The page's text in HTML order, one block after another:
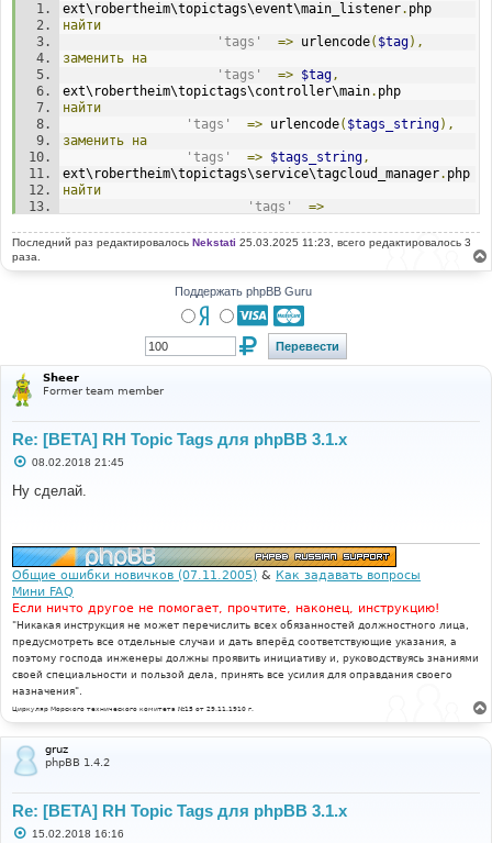
ext\robertheim\topictags\event\main_listener. php
найти
'tags'
=> urlencode( $tag),
заменить на
'tags'
=> $tag,
ext\robertheim\topictags\controller\main. php
найти
'tags'
=> urlencode( $tags_string),
заменить на
'tags'
=> $tags_string,
ext\robertheim\topictags\service\tagcloud_manager. php
найти
'tags'
=>
заменить на
Последний раз редактировалось Nekstati 25.03.2025 11:23, всего редактировалось 3
раза.
Поддержать phpBB Guru
Sheer
Former team member
Re: [BETA] RH Topic Tags для phpBB 3.1.x
С
о
и
е
08.02.2018 21:45
Ну сделай.
Общие ошибки новичков (07.11.2005) & Как задавать вопросы
Мини FAQ
Если ничто другое не помогает, прочтите, наконец, инструкцию!
"Никакая инструкция не может перечислить всех обязанностей должностного лица,
предусмотреть все отдельные случаи и дать вперёд соответствующие указания, а
поэтому господа инженеры должны проявить инициативу и, руководствуясь знаниями
своей специальности и пользой дела, принять все усилия для оправдания своего
назначения".
Циркуляр Морского технического комитета №15 от 29.11.1910 г.
gruz
phpBB 1.4.2
Re: [BETA] RH Topic Tags для phpBB 3.1.x
С15.02.2018 16:16